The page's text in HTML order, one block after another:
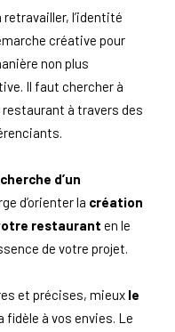
retravailler, l’identité
créative pour
non plus
Il faut chercher à
à travers des
d’un
d’orienter la création
restaurant en le
de votre projet.
et précises, mieux le
fidèle à vos envies. Le